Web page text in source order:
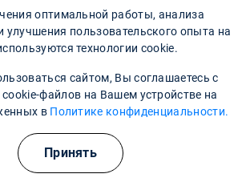
часто проводятся специальные
для членов семьи, чтобы они
заболевание и методы помощи
оптимальной работы, анализа
улучшения пользовательского опыта на
технологии cookie.
сайтом, Вы соглашаетесь с
файлов на Вашем устройстве на
в Политике конфиденциальности.
Принять